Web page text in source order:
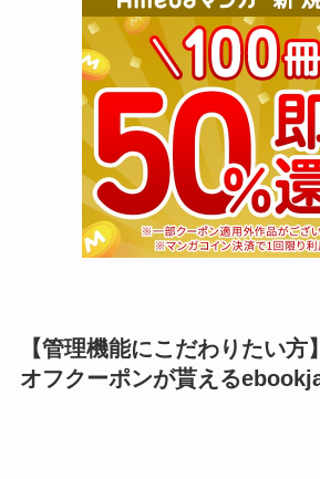
【管理機能にこだわりたい方
オフクーポンが貰える